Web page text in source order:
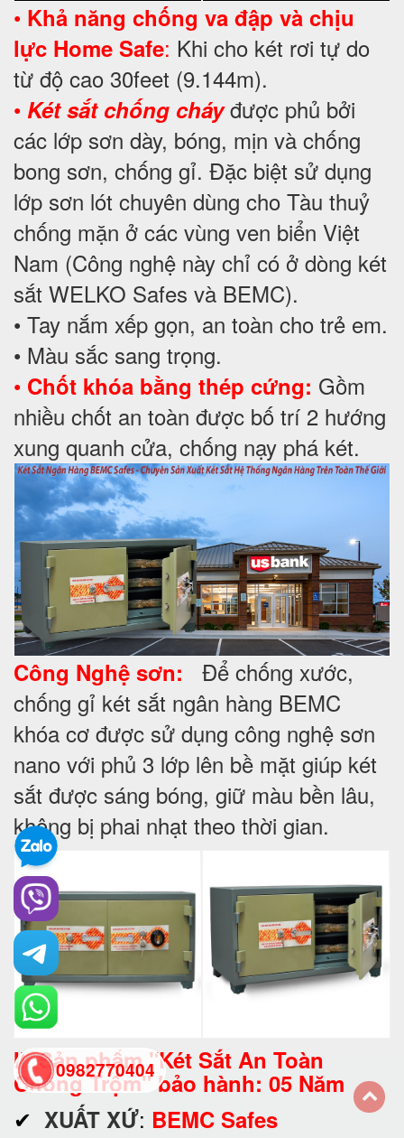
• Khả năng chống va đập và chịu
lực Home Safe: Khi cho két rơi tự do
từ độ cao 30feet (9.144m).
• Két sắt chống cháy được phủ bởi
các lớp sơn dày, bóng, mịn và chống
bong sơn, chống gỉ. Đặc biệt sử dụng
lớp sơn lót chuyên dùng cho Tàu thuỷ
chống mặn ở các vùng ven biển Việt
Nam (Công nghệ này chỉ có ở dòng két
sắt WELKO Safes và BEMC).
• Tay nắm xếp gọn, an toàn cho trẻ em.
• Màu sắc sang trọng.
• Chốt khóa bằng thép cứng: Gồm
nhiều chốt an toàn được bố trí 2 hướng
xung quanh cửa, chống nạy phá két.
Công Nghệ sơn:
Để chống xước,
chống gỉ két sắt ngân hàng BEMC
khóa cơ được sử dụng công nghệ sơn
nano với phủ 3 lớp lên bề mặt giúp két
sắt được sáng bóng, giữ màu bền lâu,
không bị phai nhạt theo thời gian.
II. Sản phẩm "Két Sắt An Toàn
Chống Trộm" bảo hành: 05 Năm
✔ XUẤT XỨ: BEMC Safes
0982770404